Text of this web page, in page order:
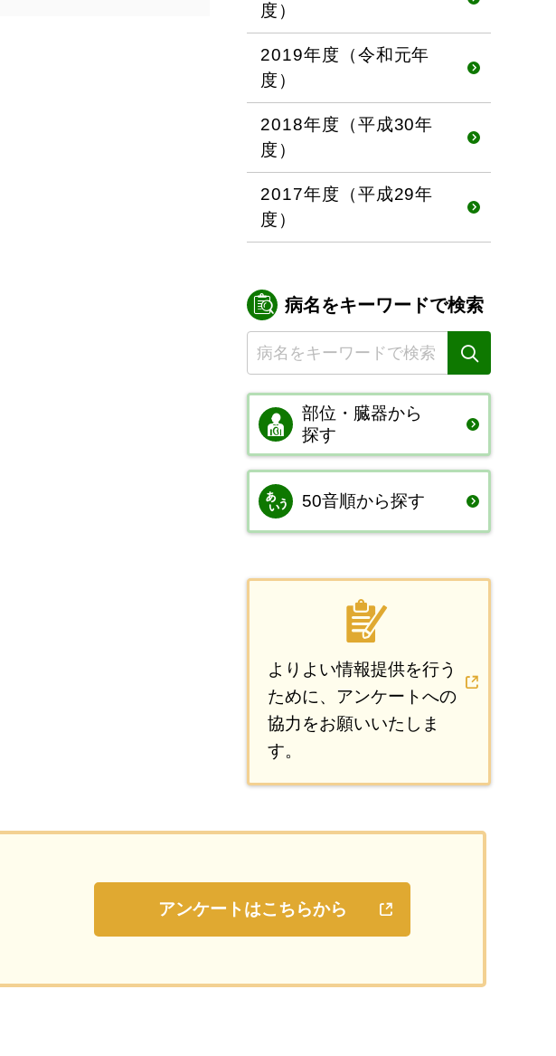
度）
2019年度（令和元年
度）
2018年度（平成30年
度）
2017年度（平成29年
度）
病名をキーワードで検索
部位・臓器から
探す
50音順から探す
よりよい情報提供を行う
ために、アンケートへの
協力をお願いいたしま
す。
アンケートはこちらから